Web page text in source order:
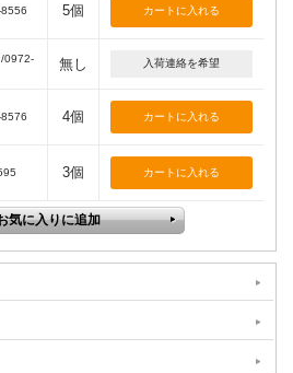
5個
/0972-
無し 入荷連絡を希望
4個
3個